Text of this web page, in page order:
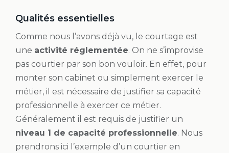
Qualités essentielles
Comme nous l’avons déjà vu, le courtage est
une activité réglementée. On ne s’improvise
pas courtier par son bon vouloir. En effet, pour
monter son cabinet ou simplement exercer le
métier, il est nécessaire de justifier sa capacité
professionnelle à exercer ce métier.
Généralement il est requis de justifier un
niveau 1 de capacité professionnelle. Nous
prendrons ici l’exemple d’un courtier en